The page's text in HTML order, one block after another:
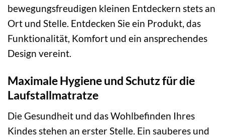
bewegungsfreudigen kleinen Entdeckern stets an
Ort und Stelle. Entdecken Sie ein Produkt, das
Funktionalität, Komfort und ein ansprechendes
Design vereint.
Maximale Hygiene und Schutz für die
Laufstallmatratze
Die Gesundheit und das Wohlbefinden Ihres
Kindes stehen an erster Stelle. Ein sauberes und